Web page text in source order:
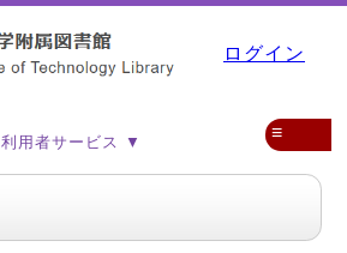
ログイン
利用者サービス ▼ ≡